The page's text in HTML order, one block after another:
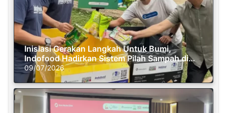
Inisiasi Gerakan Langkah Untuk Bumi,
Indofood Hadirkan Sistem Pilah Sampah di
Semasa Piknik
09/07/2026